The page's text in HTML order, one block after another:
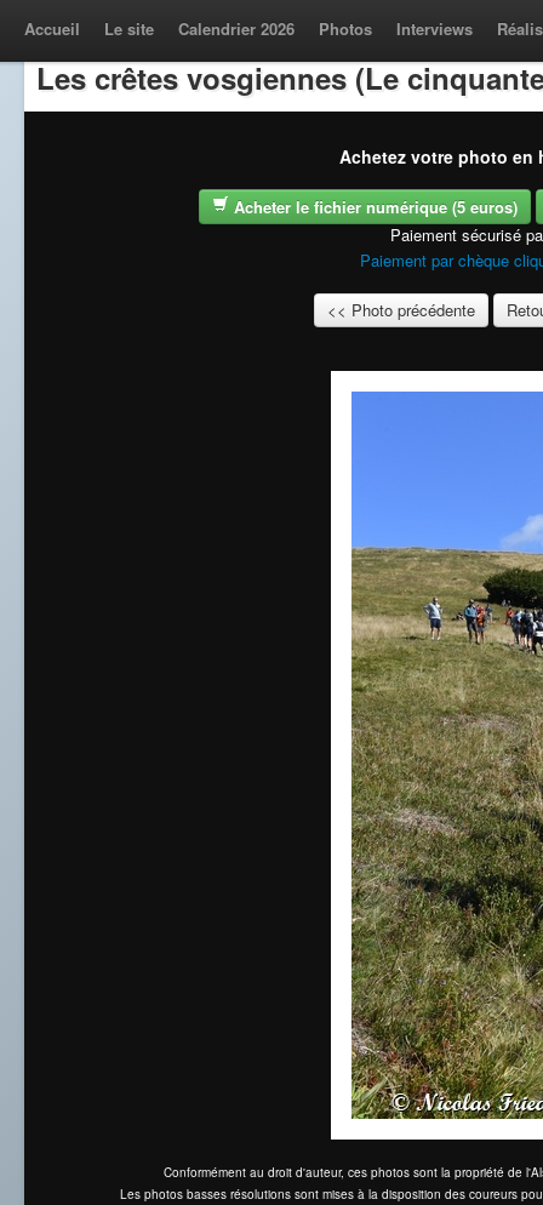
Accueil Le site Calendrier 2026 Photos Interviews
Les crêtes vosgiennes (Le
Achetez votre photo en
Acheter le fichier numérique (5 euros)
Paiement sécurisé
Paiement par chèque
<< Photo précédente
Conformément au droit d'auteur, ces photos sont la propriété de
Les photos basses résolutions sont mises à la disposition des coureurs